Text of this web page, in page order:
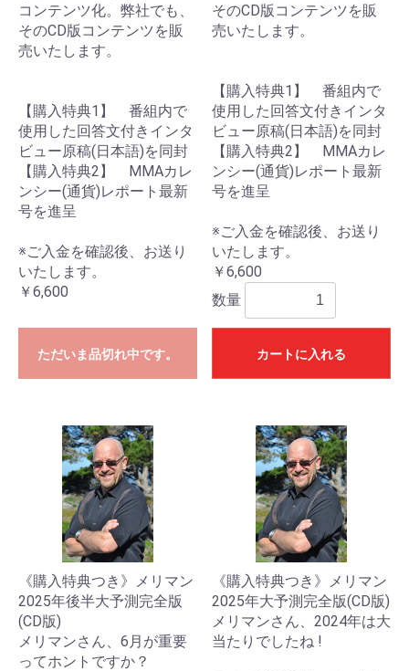
コンテンツ化。弊社でも、
そのCD版コンテンツを販
売いたします。
【購入特典1】 番組内で
使用した回答文付きインタ
ビュー原稿(日本語)を同封
【購入特典2】 MMAカレ
ンシー(通貨)レポート最新
号を進呈
※ご入金を確認後、お送り
いたします。
￥6,600
ただいま品切れ中です。
そのCD版コンテンツを販
売いたします。
【購入特典1】 番組内で
使用した回答文付きインタ
ビュー原稿(日本語)を同封
【購入特典2】 MMAカレ
ンシー(通貨)レポート最新
号を進呈
※ご入金を確認後、お送り
いたします。
￥6,600
数量
カートに入れる
《購入特典つき》メリマン
2025年後半大予測完全版
(CD版)
メリマンさん、6月が重要
ってホントですか？
《購入特典つき》メリマン
2025年大予測完全版(CD版)
メリマンさん、2024年は大
当たりでしたね !